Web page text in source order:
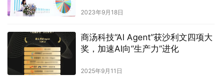
2023年9月18日
商汤科技“AI Agent”获沙利文四项大
奖，加速AI向“生产力”进化
2025年9月11日